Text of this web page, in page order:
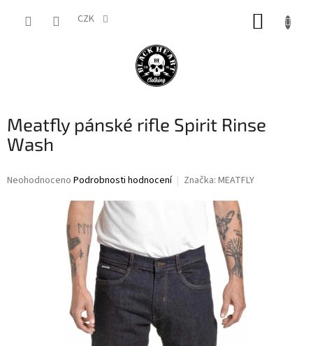
CZK
Meatfly pánské rifle Spirit Rinse
Wash
Průměrné
Neohodnoceno Podrobnosti hodnocení Značka: MEATFLY